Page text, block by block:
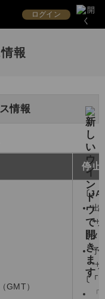
ログイン
報
情報
停止
GMT）
〔
出
*
〔メ
予
*
〔